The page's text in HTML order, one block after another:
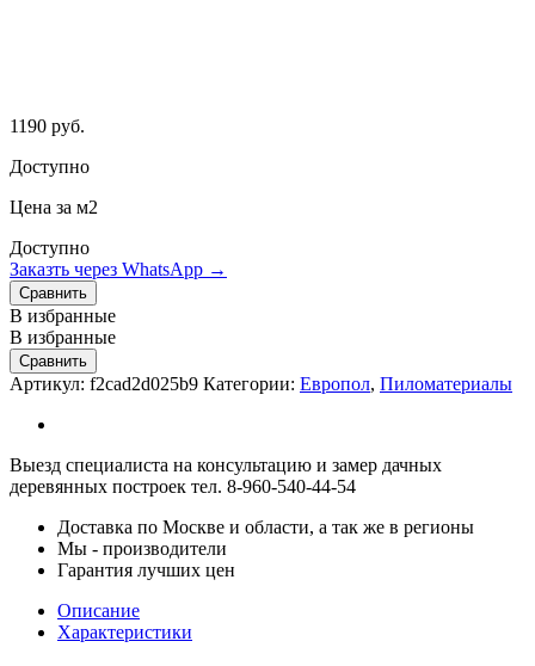
1190 руб.
Доступно
Цена за м2
Доступно
Заказть через WhatsApp →
Сравнить
В избранные
В избранные
Сравнить
Артикул: f2cad2d025b9 Категории: Европол, Пиломатериалы
Выезд специалиста на консультацию и замер дачных
деревянных построек тел. 8-960-540-44-54
Доставка по Москве и области, а так же в регионы
Мы - производители
Гарантия лучших цен
Описание
Характеристики